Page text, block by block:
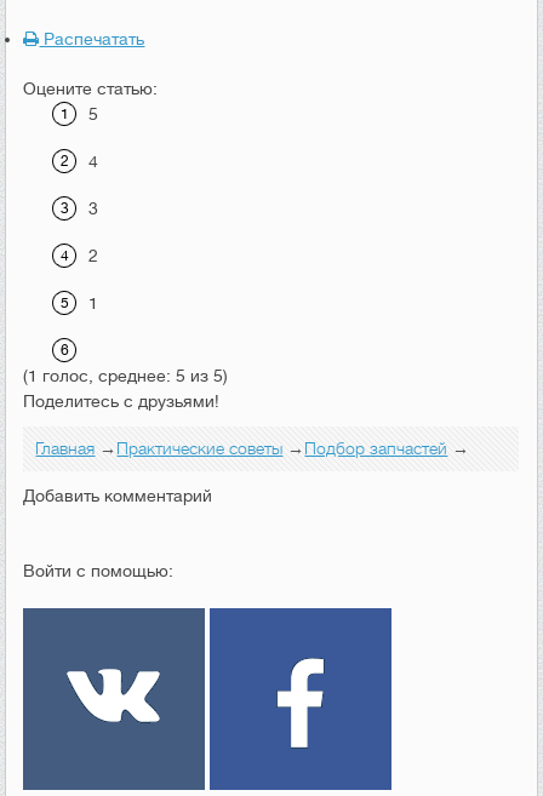
Распечатать
Оцените статью:
5
4
3
2
1
(1 голос, среднее: 5 из 5)
Поделитесь с друзьями!
Главная →Практические советы →Подбор запчастей →
Добавить комментарий
Войти с помощью: